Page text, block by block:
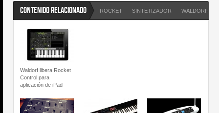
CONTENIDO RELACIONADO ROCKET SINTETIZADOR WALDORF
Waldorf libera Rocket
Control para
aplicación de iPad